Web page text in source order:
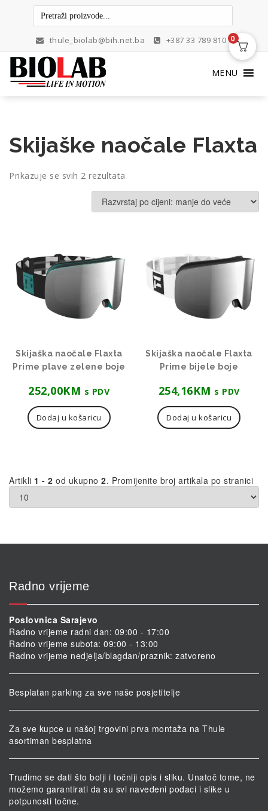
thule_biolab@bih.net.ba +387 33 789 810
MENU
Skijaške naočale Flaxta
Prikazuje se svih 2 rezultata
po
cijeni:
od
Skijaška naočale Flaxta
Prime plave zelene boje
252,00KM s PDV
Dodaj u košaricu
Skijaška naočale Flaxta
Prime bijele boje
254,16KM s PDV
Dodaj u košaricu
Artikli 1 - 2 od ukupno 2. Promijenite broj artikala po stranici
Radno vrijeme
Poslovnica Sarajevo
Radno vrijeme radni dan: 09:00 - 17:00
Radno vrijeme subota: 09:00 - 13:00
Radno vrijeme nedjelja/blagdan/praznik: zatvoreno
Besplatan parking za sve naše posjetitelje
Za sve kupce u našoj trgovini prva montaža na Thule
asortiman besplatna
Trudimo se dati što bolji i točniji opis i sliku. Unatoč tome, ne
možemo garantirati da su svi navedeni podaci i slike u
potpunosti točne.
0